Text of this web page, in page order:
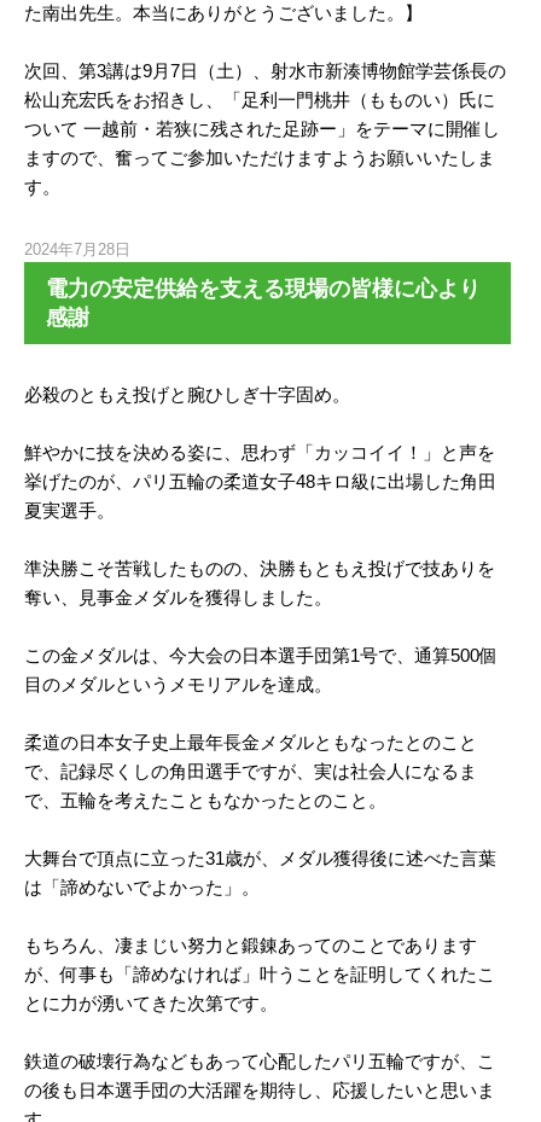
た南出先生。本当にありがとうございました。】
次回、第3講は9月7日（土）、射水市新湊博物館学芸係長の
松山充宏氏をお招きし、「足利一門桃井（もものい）氏に
ついて 一越前・若狭に残された足跡ー」をテーマに開催し
ますので、奮ってご参加いただけますようお願いいたしま
す。
2024年7月28日
電力の安定供給を支える現場の皆様に心より
感謝
必殺のともえ投げと腕ひしぎ十字固め。
鮮やかに技を決める姿に、思わず「カッコイイ！」と声を
挙げたのが、パリ五輪の柔道女子48キロ級に出場した角田
夏実選手。
準決勝こそ苦戦したものの、決勝もともえ投げで技ありを
奪い、見事金メダルを獲得しました。
この金メダルは、今大会の日本選手団第1号で、通算500個
目のメダルというメモリアルを達成。
柔道の日本女子史上最年長金メダルともなったとのこと
で、記録尽くしの角田選手ですが、実は社会人になるま
で、五輪を考えたこともなかったとのこと。
大舞台で頂点に立った31歳が、メダル獲得後に述べた言葉
は「諦めないでよかった」。
もちろん、凄まじい努力と鍛錬あってのことであります
が、何事も「諦めなければ」叶うことを証明してくれたこ
とに力が湧いてきた次第です。
鉄道の破壊行為などもあって心配したパリ五輪ですが、こ
の後も日本選手団の大活躍を期待し、応援したいと思いま